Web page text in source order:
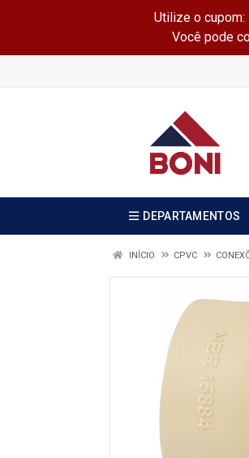
Utilize o cupom:
Você pode
DEPARTAMENTOS
INÍCIO CPVC